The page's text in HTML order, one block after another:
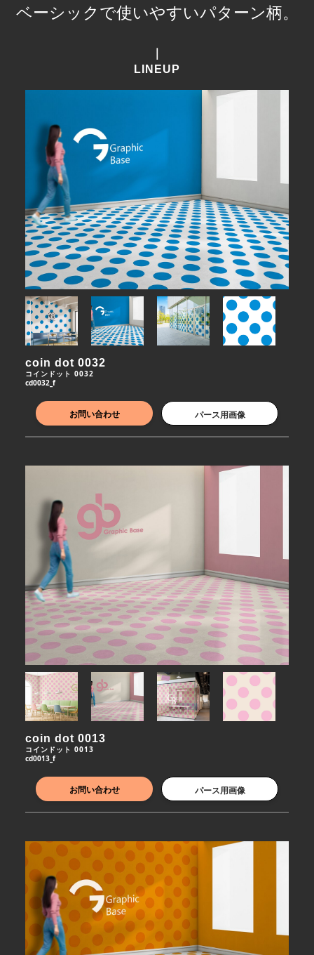
ベーシックで使いやすいパターン柄。
LINEUP
coin dot 0032
コインドット 0032
cd0032_f
お問い合わせ パース用画像
coin dot 0013
コインドット 0013
cd0013_f
お問い合わせ パース用画像